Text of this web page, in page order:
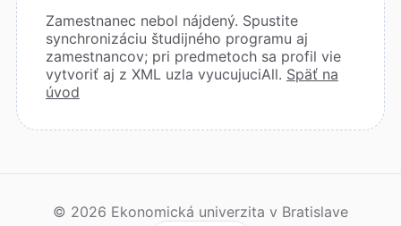
Zamestnanec nebol nájdený. Spustite
synchronizáciu študijného programu aj
zamestnancov; pri predmetoch sa profil vie
vytvoriť aj z XML uzla vyucujuciAll. Späť na
úvod
© 2026 Ekonomická univerzita v Bratislave